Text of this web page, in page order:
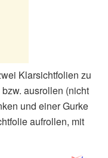
Klarsichtfolien zu
ausrollen (nicht
und einer Gurke
aufrollen, mit